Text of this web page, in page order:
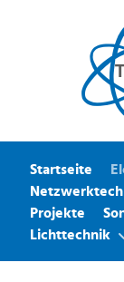
Startseite
Projekte
Lichttechnik